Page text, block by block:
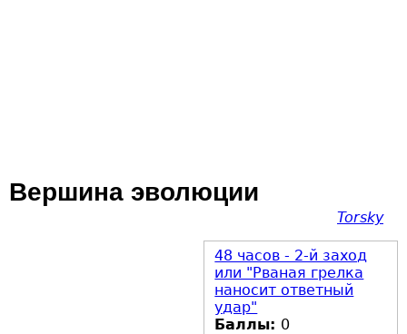
Вершина эволюции
Torsky
48 часов - 2-й заход
или "Рваная грелка
наносит ответный
удар"
Баллы: 0